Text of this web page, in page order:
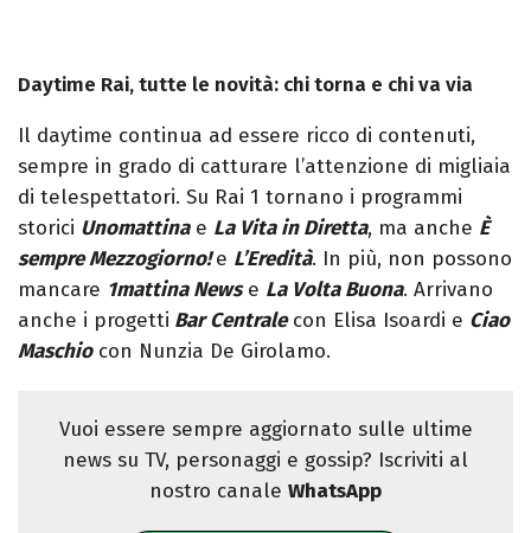
Daytime Rai, tutte le novità: chi torna e chi va via
Il daytime continua ad essere ricco di contenuti,
sempre in grado di catturare l’attenzione di migliaia
di telespettatori. Su Rai 1 tornano i programmi
storici Unomattinae La Vita in Diretta, ma anche È
sempre Mezzogiorno!e L’Eredità. In più, non possono
mancare 1mattina Newse La Volta Buona. Arrivano
anche i progetti Bar Centralecon Elisa Isoardi e Ciao
Maschiocon Nunzia De Girolamo.
Vuoi essere sempre aggiornato sulle ultime
news su TV, personaggi e gossip? Iscriviti al
nostro canale WhatsApp